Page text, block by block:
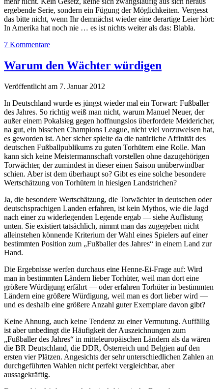
ergebende Serie, sondern ein Fügung der Möglichkeiten. Vergesst
das bitte nicht, wenn Ihr demnächst wieder eine derartige Leier hört:
In Amerika hat noch nie … es ist nichts weiter als das: Blabla.
7 Kommentare
Warum den Wächter würdigen
Veröffentlicht am 7. Januar 2012
In Deutschland wurde es jüngst wieder mal ein Torwart: Fußballer
des Jahres. So richtig weiß man nicht, warum Manuel Neuer, der
außer einem Pokalsieg gegen hoffnungslos überfordete Meidericher,
na gut, ein bisschen Champions League, nicht viel vorzuweisen hat,
es geworden ist. Aber sicher spielte da die natürliche Affinität des
deutschen Fußballpublikums zu guten Torhütern eine Rolle. Man
kann sich keine Meistermannschaft vorstellen ohne dazugehörigen
Torwächter, der zumindest in dieser einen Saison unüberwindbar
schien. Aber ist dem überhaupt so? Gibt es eine solche besondere
Wertschätzung von Torhütern in hiesigen Landstrichen?
Ja, die besondere Wertschätzung, die Torwächter in deutschen oder
deutschsprachigen Landen erfahren, ist kein Mythos, wie die Jagd
nach einer zu widerlegenden Legende ergab — siehe Auflistung
unten. Sie existiert tatsächlich, nimmt man das zugegeben nicht
alleinstehen könnende Kriterium der Wahl eines Spielers auf einer
bestimmten Position zum „Fußballer des Jahres“ in einem Land zur
Hand.
Die Ergebnisse werfen durchaus eine Henne-Ei-Frage auf: Wird
man in bestimmten Ländern lieber Torhüter, weil man dort eine
größere Würdigung erfährt — oder erfahren Torhüter in bestimmten
Ländern eine größere Würdigung, weil man es dort lieber wird —
und es deshalb eine größere Anzahl guter Exemplare davon gibt?
Keine Ahnung, auch keine Tendenz zu einer Vermutung. Auffällig
ist aber unbedingt die Häufigkeit der Auszeichnungen zum
„Fußballer des Jahres“ in mitteleuropäischen Ländern als da wären
die BR Deutschland, die DDR, Österreich und Belgien auf den
ersten vier Plätzen. Angesichts der sehr unterschiedlichen Zahlen an
durchgeführten Wahlen nicht perfekt vergleichbar, aber
aussagekräftig.